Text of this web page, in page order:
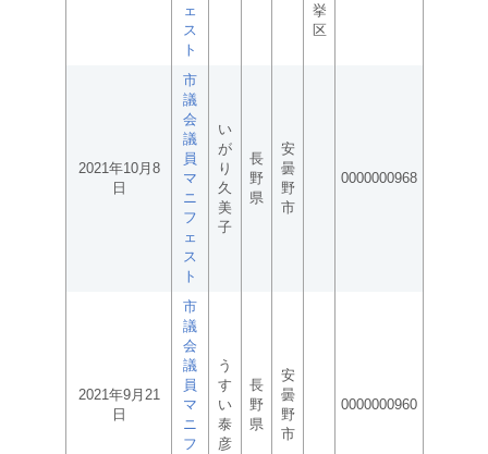
ェ
ス
ト
挙
区
2021年10月8
日
市
議
会
議
員
マ
ニ
フ
ェ
ス
ト
い
が
り
久
美
子
長
野
県
安
曇
野
市
0000000968
2021年9月21
日
市
議
会
議
員
マ
ニ
フ
う
す
い
泰
彦
長
野
県
安
曇
野
市
0000000960